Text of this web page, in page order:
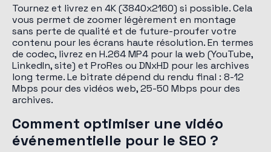
Tournez et livrez en 4K (3840x2160) si possible. Cela
vous permet de zoomer légèrement en montage
sans perte de qualité et de future-proufer votre
contenu pour les écrans haute résolution. En termes
de codec, livrez en H.264 MP4 pour la web (YouTube,
LinkedIn, site) et ProRes ou DNxHD pour les archives
long terme. Le bitrate dépend du rendu final : 8-12
Mbps pour des vidéos web, 25-50 Mbps pour des
archives.
Comment optimiser une vidéo
événementielle pour le SEO ?